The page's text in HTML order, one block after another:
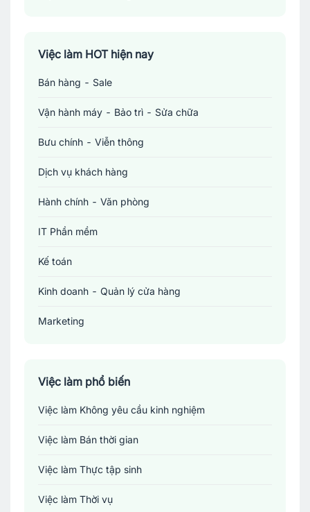
Việc làm TP. Hồ Chí Minh
Việc làm Cần Thơ
Việc làm HOT hiện nay
Bán hàng - Sale
Vận hành máy - Bảo trì - Sửa chữa
Bưu chính - Viễn thông
Dịch vụ khách hàng
Hành chính - Văn phòng
IT Phần mềm
Kế toán
Kinh doanh - Quản lý cửa hàng
Marketing
Tài chính - Đầu tư - Chứng khoán
Xây dựng
Y tế - Chăm sóc sức khỏe
Việc làm phổ biến
Việc làm Không yêu cầu kinh nghiệm
Việc làm Bán thời gian
Việc làm Thực tập sinh
Việc làm Thời vụ